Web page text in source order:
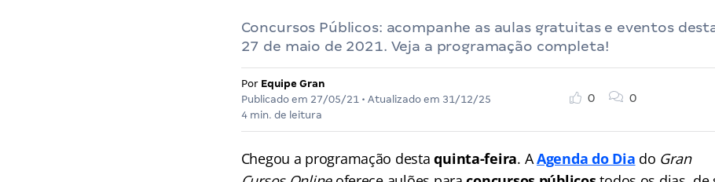
Concursos Públicos: acompanhe as aulas gratuitas e eventos
27 de maio de 2021. Veja a programação completa!
Por Equipe Gran
Publicado em 27/05/21• Atualizado em 31/12/25
4 min. de leitura
0 0
Chegou a programação destaquinta-feira. AAgenda do Dia do Gran